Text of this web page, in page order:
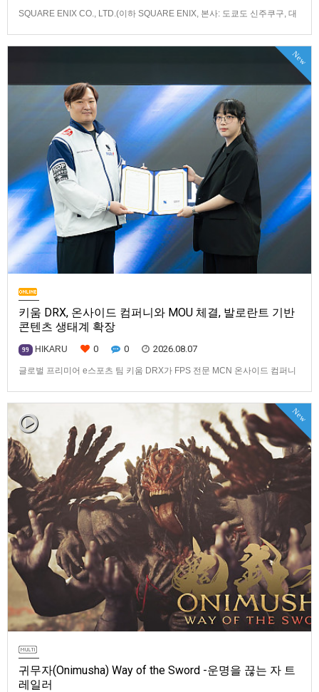
SQUARE ENIX CO., LTD.(이하 SQUARE ENIX, 본사: 도쿄도 신주쿠구, 대
위해 서비스 대상 지역을 확대하고, 새로운 공식 상품의 판매를 시작하였습New
키움 DRX, 온사이드 컴퍼니와 MOU 체결, 발로란트 기반
콘텐츠 생태계 확장
99 HIKARU 0 0 2026.08.07
글로벌 프리미어 e스포츠 팀 키움 DRX가 FPS 전문 MCN 온사이드 컴퍼니
문화 산업 저변 확대 및 콘텐츠 강화를 위한 업무 협약(MOU)을 체결했다고
밝혔다. 이날 협약식에는 키움 DRX 양선일 대표이사, …
New
귀무자(Onimusha) Way of the Sword -운명을 끊는 자 트
레일러